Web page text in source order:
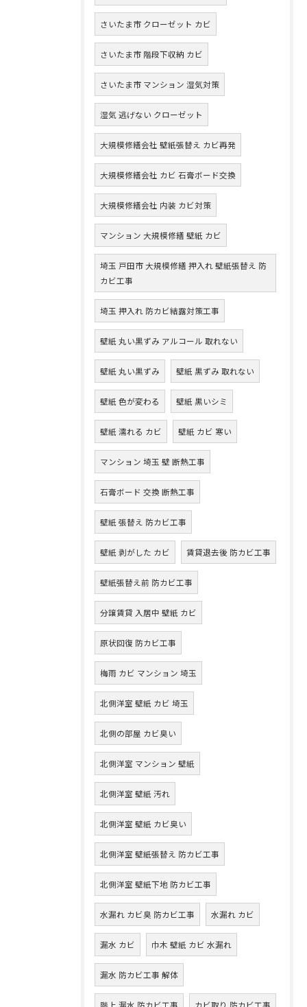
さいたま市 クローゼット カビ
さいたま市 階段下収納 カビ
さいたま市 マンション 湿気対策
湿気 逃げない クローゼット
大規模修繕会社 壁紙張替え カビ再発
大規模修繕会社 カビ 石膏ボード交換
大規模修繕会社 内装 カビ対策
マンション 大規模修繕 壁紙 カビ
埼玉 戸田市 大規模修繕 押入れ 壁紙張替え 防
カビ工事
埼玉 押入れ 防カビ結露対策工事
壁紙 丸い黒ずみ アルコール 取れない
壁紙 丸い黒ずみ 壁紙 黒ずみ 取れない
壁紙 色が変わる 壁紙 黒いシミ
壁紙 濡れる カビ 壁紙 カビ 寒い
マンション 埼玉 壁 断熱工事
石膏ボード 交換 断熱工事
壁紙 張替え 防カビ工事
壁紙 剥がした カビ 賃貸退去後 防カビ工事
壁紙張替え前 防カビ工事
分譲賃貸 入居中 壁紙 カビ
原状回復 防カビ工事
梅雨 カビ マンション 埼玉
北側洋室 壁紙 カビ 埼玉
北側の部屋 カビ臭い
北側洋室 マンション 壁紙
北側洋室 壁紙 汚れ
北側洋室 壁紙 カビ臭い
北側洋室 壁紙張替え 防カビ工事
北側洋室 壁紙下地 防カビ工事
水漏れ カビ臭 防カビ工事 水漏れ カビ
漏水 カビ 巾木 壁紙 カビ 水漏れ
漏水 防カビ工事 解体
階上 漏水 防カビ工事 カビ取り 防カビ工事